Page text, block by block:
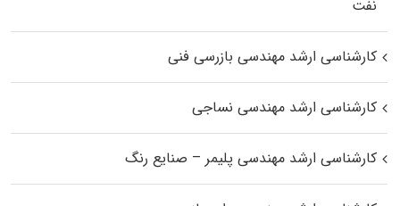
نفت
کارشناسی ارشد مهندسی بازرسی فنی
کارشناسی ارشد مهندسی نساجی
کارشناسی ارشد مهندسی پلیمر – صنایع رنگ